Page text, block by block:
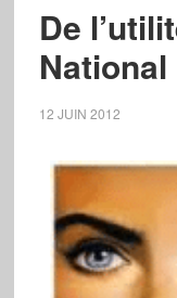
De
National
12 JUIN 2012